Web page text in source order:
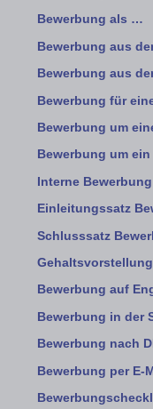
Bewerbung als …
Bewerbung aus
Bewerbung aus
Bewerbung für
Bewerbung um
Bewerbung um
Interne Bewerbung
Einleitungssatz
Schlusssatz
Bewerbung auf
Bewerbung in der
Bewerbung nach
Bewerbung per E-